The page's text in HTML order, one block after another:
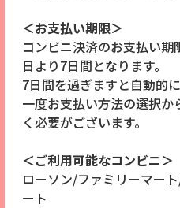
＜お支払い期限＞
コンビニ決済のお支払い
日より7日間となります。
7日間を過ぎますと自動的
一度お支払い方法の選択
く必要がございます。
＜ご利用可能なコンビニ＞
ローソン/ファミリーマー
ート